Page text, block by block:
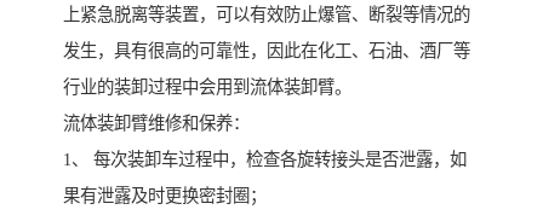
上紧急脱离等装置，可以有效防止爆管、断裂等情况的
发生，具有很高的可靠性，因此在化工、石油、酒厂等
行业的装卸过程中会用到流体装卸臂。
流体装卸臂维修和保养：
1、 每次装卸车过程中，检查各旋转接头是否泄露，如
果有泄露及时更换密封圈；